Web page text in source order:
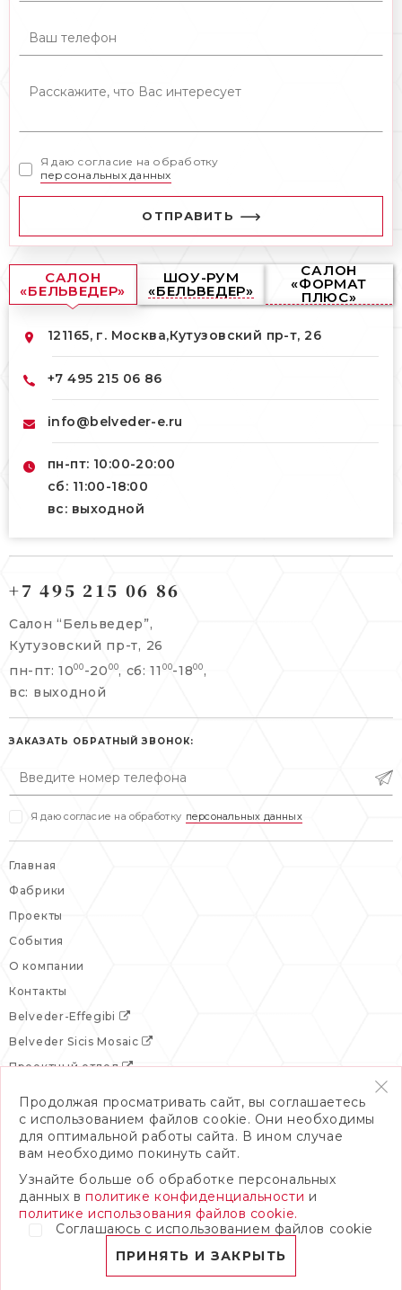
Я даю согласие на обработку
персональных данных
ОТПРАВИТЬ
САЛОН
«БЕЛЬВЕДЕР»
ШОУ-РУМ
«БЕЛЬВЕДЕР»
САЛОН
«ФОРМАТ
ПЛЮС»
121165, г. Москва,Кутузовский пр-т, 26
+7 495 215 06 86
info@belveder-e.ru
пн-пт: 10:00-20:00
сб: 11:00-18:00
вс: выходной
info@belveder-e.ru
пн-пт: 10:00-20:00
сб, вс: выходной
Берсеневский переулок, 3/10с7
+7 495 477 45 43
info@belveder-e.ru
пн-пт: 10:00-19:00
сб: выходной
+7 495 215 06 86
Салон “Бельведер”,
Кутузовский пр-т, 26
пн-пт: 1000 -20 00, сб: 11 00-1800 ,
вс: выходной
ЗАКАЗАТЬ ОБРАТНЫЙ ЗВОНОК:
Я даю согласие на обработку персональных данных
Главная
Фабрики
Проекты
События
О компании
Контакты
Belveder-Effegibi
Belveder Sicis Mosaic
Проектный отдел
© 2026 БельведерПолитика конфиденциальности
ПОЛНАЯ ВЕРСИЯ САЙТА
Продолжая просматривать сайт, вы соглашаетесь
с использованием файлов cookie. Они необходимы
для оптимальной работы сайта. В ином случае
вам необходимо покинуть сайт.
Узнайте больше об обработке персональных
данных вполитике конфиденциальности и
политике использования файлов cookie.
Соглашаюсь с использованием файлов cookie
ПРИНЯТЬ И ЗАКРЫТЬ